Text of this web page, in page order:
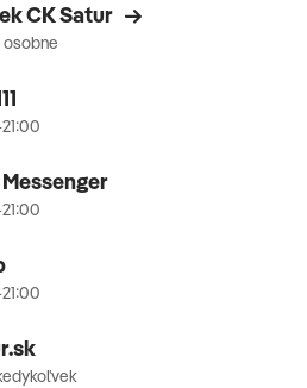
CK Satur